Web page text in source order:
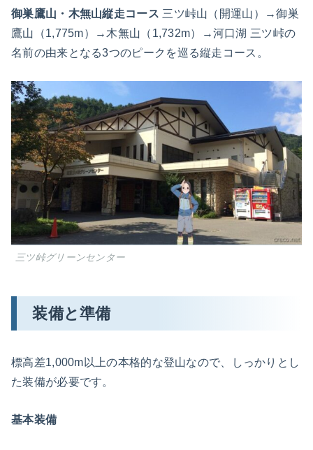
御巣鷹山・木無山縦走コース 三ツ峠山（開運山）→御巣
鷹山（1,775m）→木無山（1,732m）→河口湖 三ツ峠の
名前の由来となる3つのピークを巡る縦走コース。
三ツ峠グリーンセンター
装備と準備
標高差1,000m以上の本格的な登山なので、しっかりとし
た装備が必要です。
基本装備